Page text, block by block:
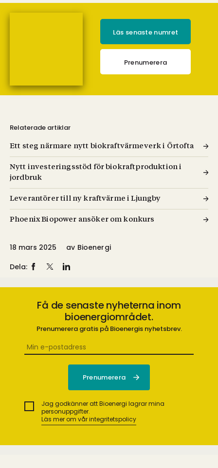
Läs senaste numret
Prenumerera
Relaterade artiklar
Ett steg närmare nytt biokraftvärmeverk i Örtofta
Nytt investeringsstöd för biokraftproduktion i
jordbruk
Leverantörer till ny kraftvärme i Ljungby
Phoenix Biopower ansöker om konkurs
18 mars 2025 av Bioenergi
Dela:
Få de senaste nyheterna inom
bioenergiområdet.
Prenumerera gratis på Bioenergis nyhetsbrev.
Jag godkänner att Bioenergi lagrar mina
personuppgifter.
Läs mer om vår integritetspolicy